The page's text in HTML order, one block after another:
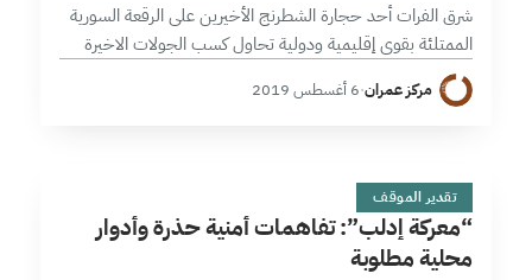
شرق الفرات أحد حجارة الشطرنج الأخيرين على الرقعة السورية
الممتلئة بقوى إقليمية ودولية تحاول كسب الجولات الاخيرة
من النزال، لربما لا تكون مغالاة إذا ما قلنا إن سياسة القوة
الثانية…مركز عمران·6 أغسطس 2019
&
10 دقائق
تقدير الموقف
“معركة إدلب”: تفاهمات أمنية حذرة وأدوار
محلية مطلوبة